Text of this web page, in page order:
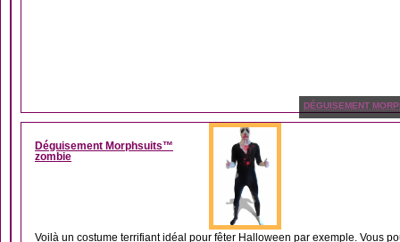
DÉGUISEMENT
Déguisement Morphsuits™
zombie
Voilà un costume terrifiant idéal pour fêter Halloween par exemple. Vous